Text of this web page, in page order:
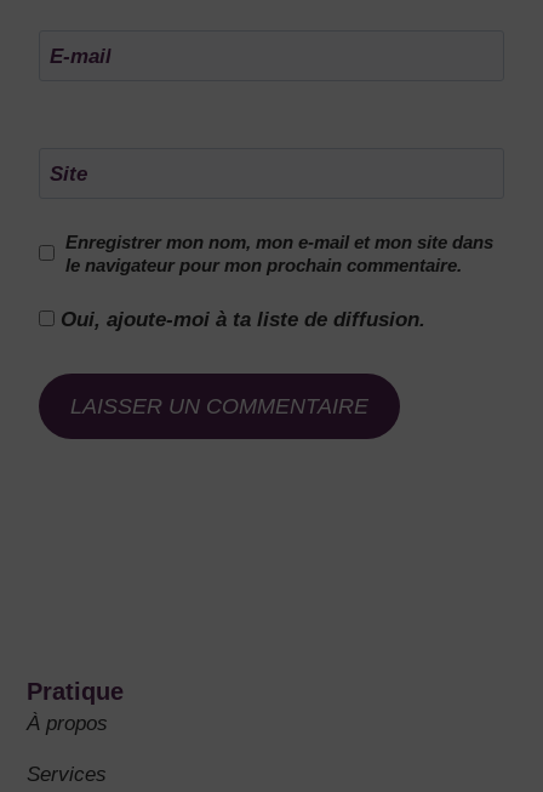
E-mail
Site
Enregistrer mon nom, mon e-mail et mon site dans
le navigateur pour mon prochain commentaire.
Oui, ajoute-moi à ta liste de diffusion.
Pratique
À propos
Services